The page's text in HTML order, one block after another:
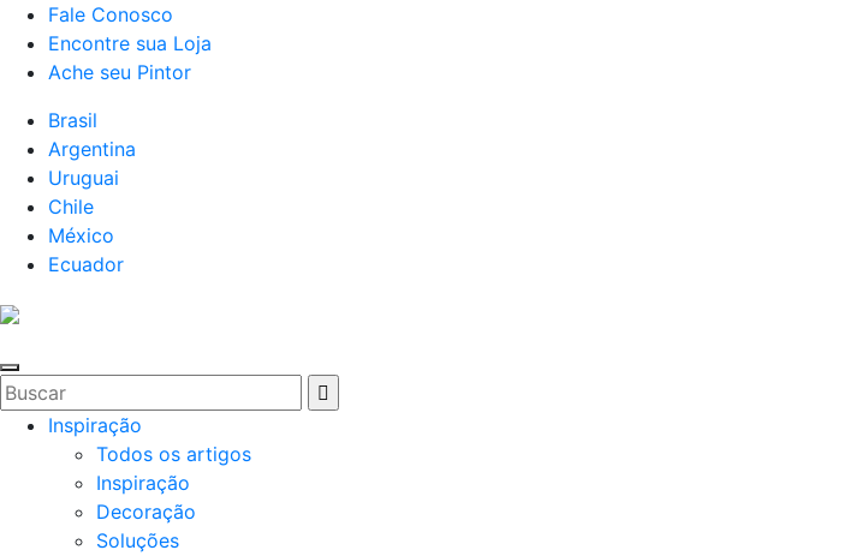
Fale Conosco
Encontre sua Loja
Ache seu Pintor
Brasil
Argentina
Uruguai
Chile
México
Ecuador
Inspiração
Todos os artigos
Inspiração
Decoração
Soluções